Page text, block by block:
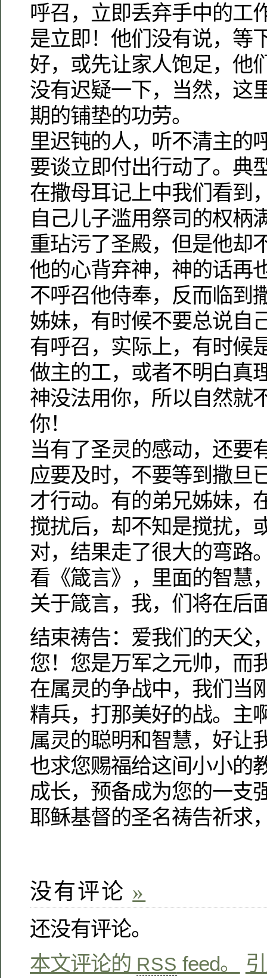
呼召，立即丢弃手中的工
是立即！他们没有说，等
好，或先让家人饱足，他
没有迟疑一下，当然，这
期的铺垫的功劳。
里迟钝的人，听不清主的
要谈立即付出行动了。典
在撒母耳记上中我们看到
自己儿子滥用祭司的权柄
重玷污了圣殿，但是他却
他的心背弃神，神的话再
不呼召他侍奉，反而临到
姊妹，有时候不要总说自
有呼召，实际上，有时候
做主的工，或者不明白
神没法用你，所以自然就
你！
当有了圣灵的感动，还要
应要及时，不要等到撒旦
才行动。有的弟兄姊妹，
搅扰后，却不知是搅扰，
对，结果走了很大的弯路
看《箴言》，里面的智慧
关于箴言，我，们将在后
结束祷告：爱我们的天父
您！您是万军之元帅，而
在属灵的争战中，我们当
精兵，打那美好的战。主
属灵的聪明和智慧，好让
也求您赐福给这间小小的
成长，预备成为您的一支
耶稣基督的圣名祷告祈求
没有评论 »
还没有评论。
本文评论的 RSS feed。